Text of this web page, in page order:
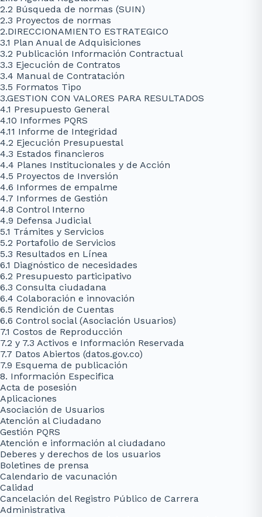
2.2 Búsqueda de normas (SUIN)
2.3 Proyectos de normas
2.DIRECCIONAMIENTO ESTRATEGICO
3.1 Plan Anual de Adquisiciones
3.2 Publicación Información Contractual
3.3 Ejecución de Contratos
3.4 Manual de Contratación
3.5 Formatos Tipo
3.GESTION CON VALORES PARA RESULTADOS
4.1 Presupuesto General
4.10 Informes PQRS
4.11 Informe de Integridad
4.2 Ejecución Presupuestal
4.3 Estados financieros
4.4 Planes Institucionales y de Acción
4.5 Proyectos de Inversión
4.6 Informes de empalme
4.7 Informes de Gestión
4.8 Control Interno
4.9 Defensa Judicial
5.1 Trámites y Servicios
5.2 Portafolio de Servicios
5.3 Resultados en Línea
6.1 Diagnóstico de necesidades
6.2 Presupuesto participativo
6.3 Consulta ciudadana
6.4 Colaboración e innovación
6.5 Rendición de Cuentas
6.6 Control social (Asociación Usuarios)
7.1 Costos de Reproducción
7.2 y 7.3 Activos e Información Reservada
7.7 Datos Abiertos (datos.gov.co)
7.9 Esquema de publicación
8. Información Especifica
Acta de posesión
Aplicaciones
Asociación de Usuarios
Atención al Ciudadano
Gestión PQRS
Atención e información al ciudadano
Deberes y derechos de los usuarios
Boletines de prensa
Calendario de vacunación
Calidad
Cancelación del Registro Público de Carrera
Administrativa